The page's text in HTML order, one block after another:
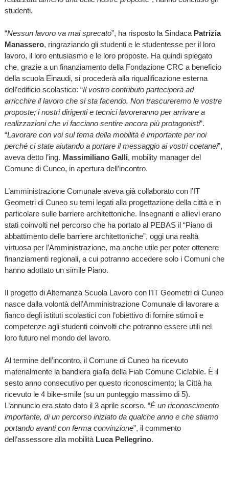
studenti.
“Nessun lavoro va mai sprecato”, ha risposto la Sindaca Patrizia
Manassero, ringraziando gli studenti e le studentesse per il loro
lavoro, il loro entusiasmo e le loro proposte. Ha quindi spiegato
che, grazie a un finanziamento della Fondazione CRC a beneficio
della scuola Einaudi, si procederà alla riqualificazione esterna
dell’edificio scolastico: “Il vostro contributo parteciperà ad
arricchire il lavoro che si sta facendo. Non trascureremo le vostre
proposte; i nostri dirigenti e tecnici lavoreranno per arrivare a
realizzazioni che vi facciano sentire ancora più protagonisti”.
“Lavorare con voi sul tema della mobilità è importante per noi
perché ci state aiutando a portare il messaggio ai vostri coetanei”,
aveva detto l’ing. Massimiliano Galli, mobility manager del
Comune di Cuneo, in apertura dell’incontro.
L’amministrazione Comunale aveva già collaborato con l’IT
Geometri di Cuneo su temi legati alla progettazione della città e in
particolare sulle barriere architettoniche. Insegnanti e allievi erano
stati coinvolti nel percorso che ha portato al PEBAS il “Piano di
abbattimento delle barriere architettoniche”, oggi una realtà
virtuosa per l’Amministrazione, ma anche utile per poter ottenere
finanziamenti regionali, a cui potranno accedere solo i Comuni che
hanno adottato un simile Piano.
Il progetto di Alternanza Scuola Lavoro con l’IT Geometri di Cuneo
nasce dalla volontà dell’Amministrazione Comunale di lavorare a
fianco degli istituti scolastici con l’obiettivo di fornire stimoli e
competenze agli studenti coinvolti che potranno essere utili nel
loro futuro nel mondo del lavoro.
Al termine dell’incontro, il Comune di Cuneo ha ricevuto
materialmente la bandiera gialla della Fiab Comune Ciclabile. È il
sesto anno consecutivo per questo riconoscimento; la Città ha
ricevuto le 4 bike-smile (su un punteggio massimo di 5).
L’annuncio era stato dato il 3 aprile scorso. “È un riconoscimento
importante, di un percorso iniziato da qualche anno e che stiamo
portando avanti con ferma convinzione”, il commento
dell’assessore alla mobilità Luca Pellegrino.